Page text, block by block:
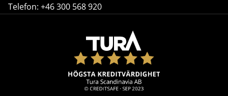
Telefon: +46 300 568 920